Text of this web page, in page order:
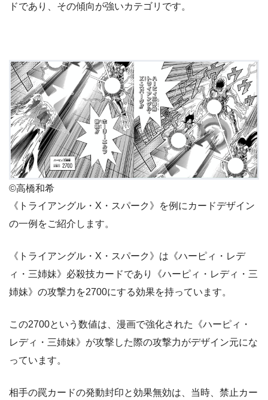
ドであり、その傾向が強いカテゴリです。
©高橋和希
《トライアングル・X・スパーク》を例にカードデザイン
の一例をご紹介します。
《トライアングル・X・スパーク》は《ハーピィ・レデ
ィ・三姉妹》必殺技カードであり《ハーピィ・レディ・三
姉妹》の攻撃力を2700にする効果を持っています。
この2700という数値は、漫画で強化された《ハーピィ・
レディ・三姉妹》が攻撃した際の攻撃力がデザイン元にな
っています。
相手の罠カードの発動封印と効果無効は、当時、禁止カー